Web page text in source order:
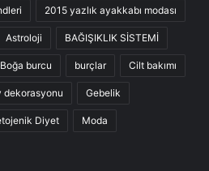
2015 yazlık ayakkabı modası
Astroloji BAĞIŞIKLIK SİSTEMİ
Boğa burcu burçlar Cilt bakımı
dekorasyonu Gebelik
Diyet Moda